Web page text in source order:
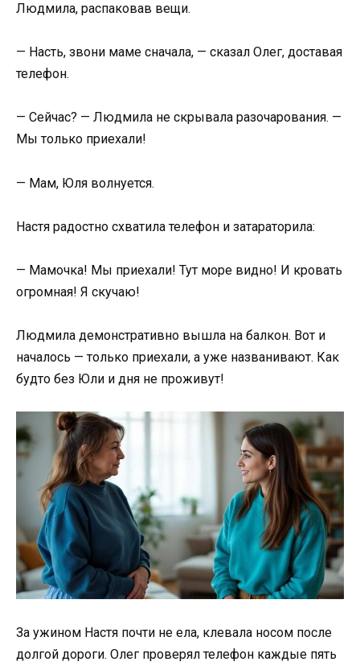
Людмила, распаковав вещи.
— Насть, звони маме сначала, — сказал Олег, доставая
телефон.
— Сейчас? — Людмила не скрывала разочарования. —
Мы только приехали!
— Мам, Юля волнуется.
Настя радостно схватила телефон и затараторила:
— Мамочка! Мы приехали! Тут море видно! И кровать
огромная! Я скучаю!
Людмила демонстративно вышла на балкон. Вот и
началось — только приехали, а уже названивают. Как
будто без Юли и дня не проживут!
За ужином Настя почти не ела, клевала носом после
долгой дороги. Олег проверял телефон каждые пять